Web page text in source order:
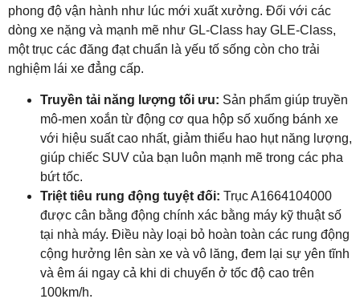
phong độ vận hành như lúc mới xuất xưởng. Đối với các
dòng xe nặng và mạnh mẽ như GL-Class hay GLE-Class,
một trục các đăng đạt chuẩn là yếu tố sống còn cho trải
nghiệm lái xe đẳng cấp.
Truyền tải năng lượng tối ưu: Sản phẩm giúp truyền
mô-men xoắn từ động cơ qua hộp số xuống bánh xe
với hiệu suất cao nhất, giảm thiểu hao hụt năng lượng,
giúp chiếc SUV của bạn luôn mạnh mẽ trong các pha
bứt tốc.
Triệt tiêu rung động tuyệt đối: Trục A1664104000
được cân bằng động chính xác bằng máy kỹ thuật số
tại nhà máy. Điều này loại bỏ hoàn toàn các rung động
cộng hưởng lên sàn xe và vô lăng, đem lại sự yên tĩnh
và êm ái ngay cả khi di chuyển ở tốc độ cao trên
100km/h.